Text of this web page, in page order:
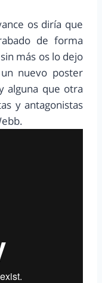
os diría que
de forma
más os lo dejo
nuevo poster
alguna que otra
y antagonistas